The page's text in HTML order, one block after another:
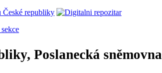
Poslanecká sněmovna